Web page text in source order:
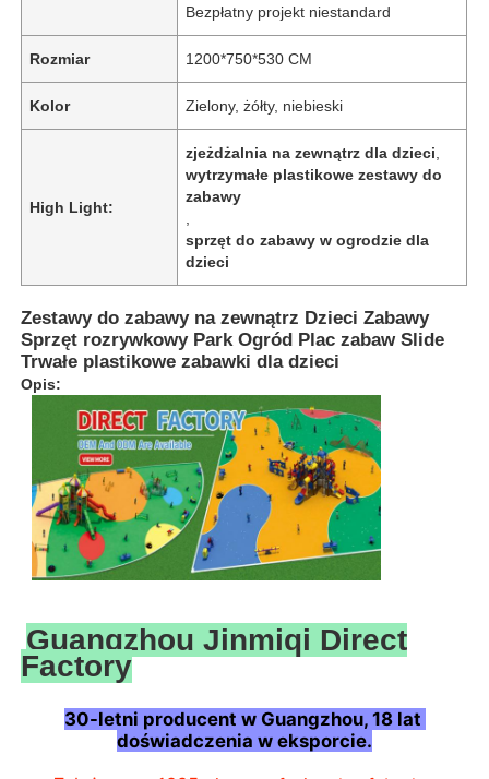
Do domu
Produkty
O nas
Bezpłatny projekt niestandard
Rozmiar 1200*750*530 CM
Kolor Zielony, żółty, niebieski
High Light:
zjeżdżalnia na zewnątrz dla dzieci
wytrzymałe plastikowe zestawy do
zabawy
sprzęt do zabawy w ogrodzie dla
dzieci
Zestawy do zabawy na zewnątrz Dzieci Zabawy
Sprzęt rozrywkowy Park Ogród Plac zabaw Slide
Trwałe plastikowe zabawki dla dzieci
Opis:
Guangzhou Jinmiqi Direct
Factory
30-letni producent w Guangzhou, 18 lat
doświadczenia w eksporcie.